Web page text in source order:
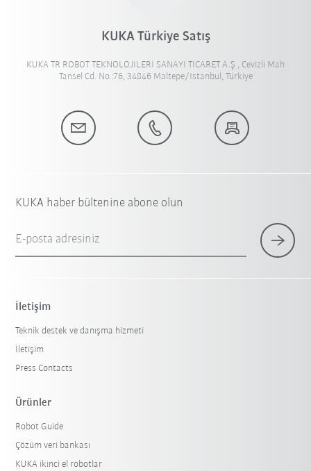
KUKA Türkiye Satış
KUKA TR ROBOT TEKNOLOJILERI SANAYI TICARET A.Ş , Cevizli Mah
Tansel Cd. No.:76, 34846 Maltepe/Istanbul, Türkiye
KUKA haber bültenine abone olun
E-posta adresiniz
İletişim
Teknik destek ve danışma hizmeti
İletişim
Press Contacts
Ürünler
Robot Guide
Çözüm veri bankası
KUKA ikinci el robotlar